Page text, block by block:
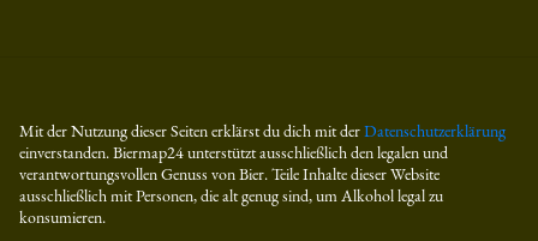
Mit der Nutzung dieser Seiten erklärst du dich mit derDatenschutzerklärung
einverstanden. Biermap24 unterstützt ausschließlich den legalen und
verantwortungsvollen Genuss von Bier. Teile Inhalte dieser Website
ausschließlich mit Personen, die alt genug sind, um Alkohol legal zu
konsumieren.